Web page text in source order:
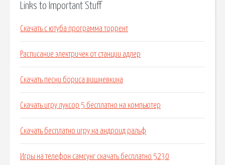
Links to Important Stuff
Скачать с ютуба программа торрент
Расписание электричек от станции адлер
Скачать песни бориса вишневкина
Скачать игру луксор 5 бесплатно на компьютер
Скачать бесплатно игру на андроид ральф
Игры на телефон самсунг скачать бесплатно 5230